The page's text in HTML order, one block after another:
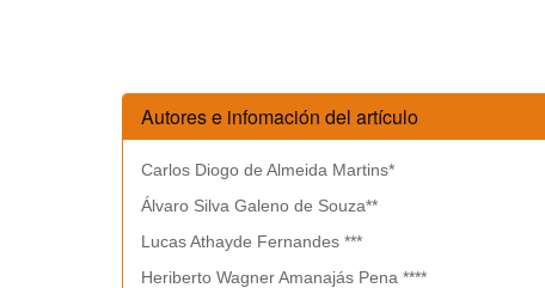
Autores e infomación del artículo
Carlos Diogo de Almeida Martins*
Álvaro Silva Galeno de Souza**
Lucas Athayde Fernandes ***
Heriberto Wagner Amanajás Pena ****